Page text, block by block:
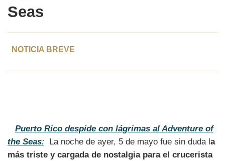
Seas
NOTICIA BREVE
Puerto Rico despide con lágrimas al Adventure of
the Seas: La noche de ayer, 5 de mayo fue sin duda la
más triste y cargada de nostalgia para el crucerista